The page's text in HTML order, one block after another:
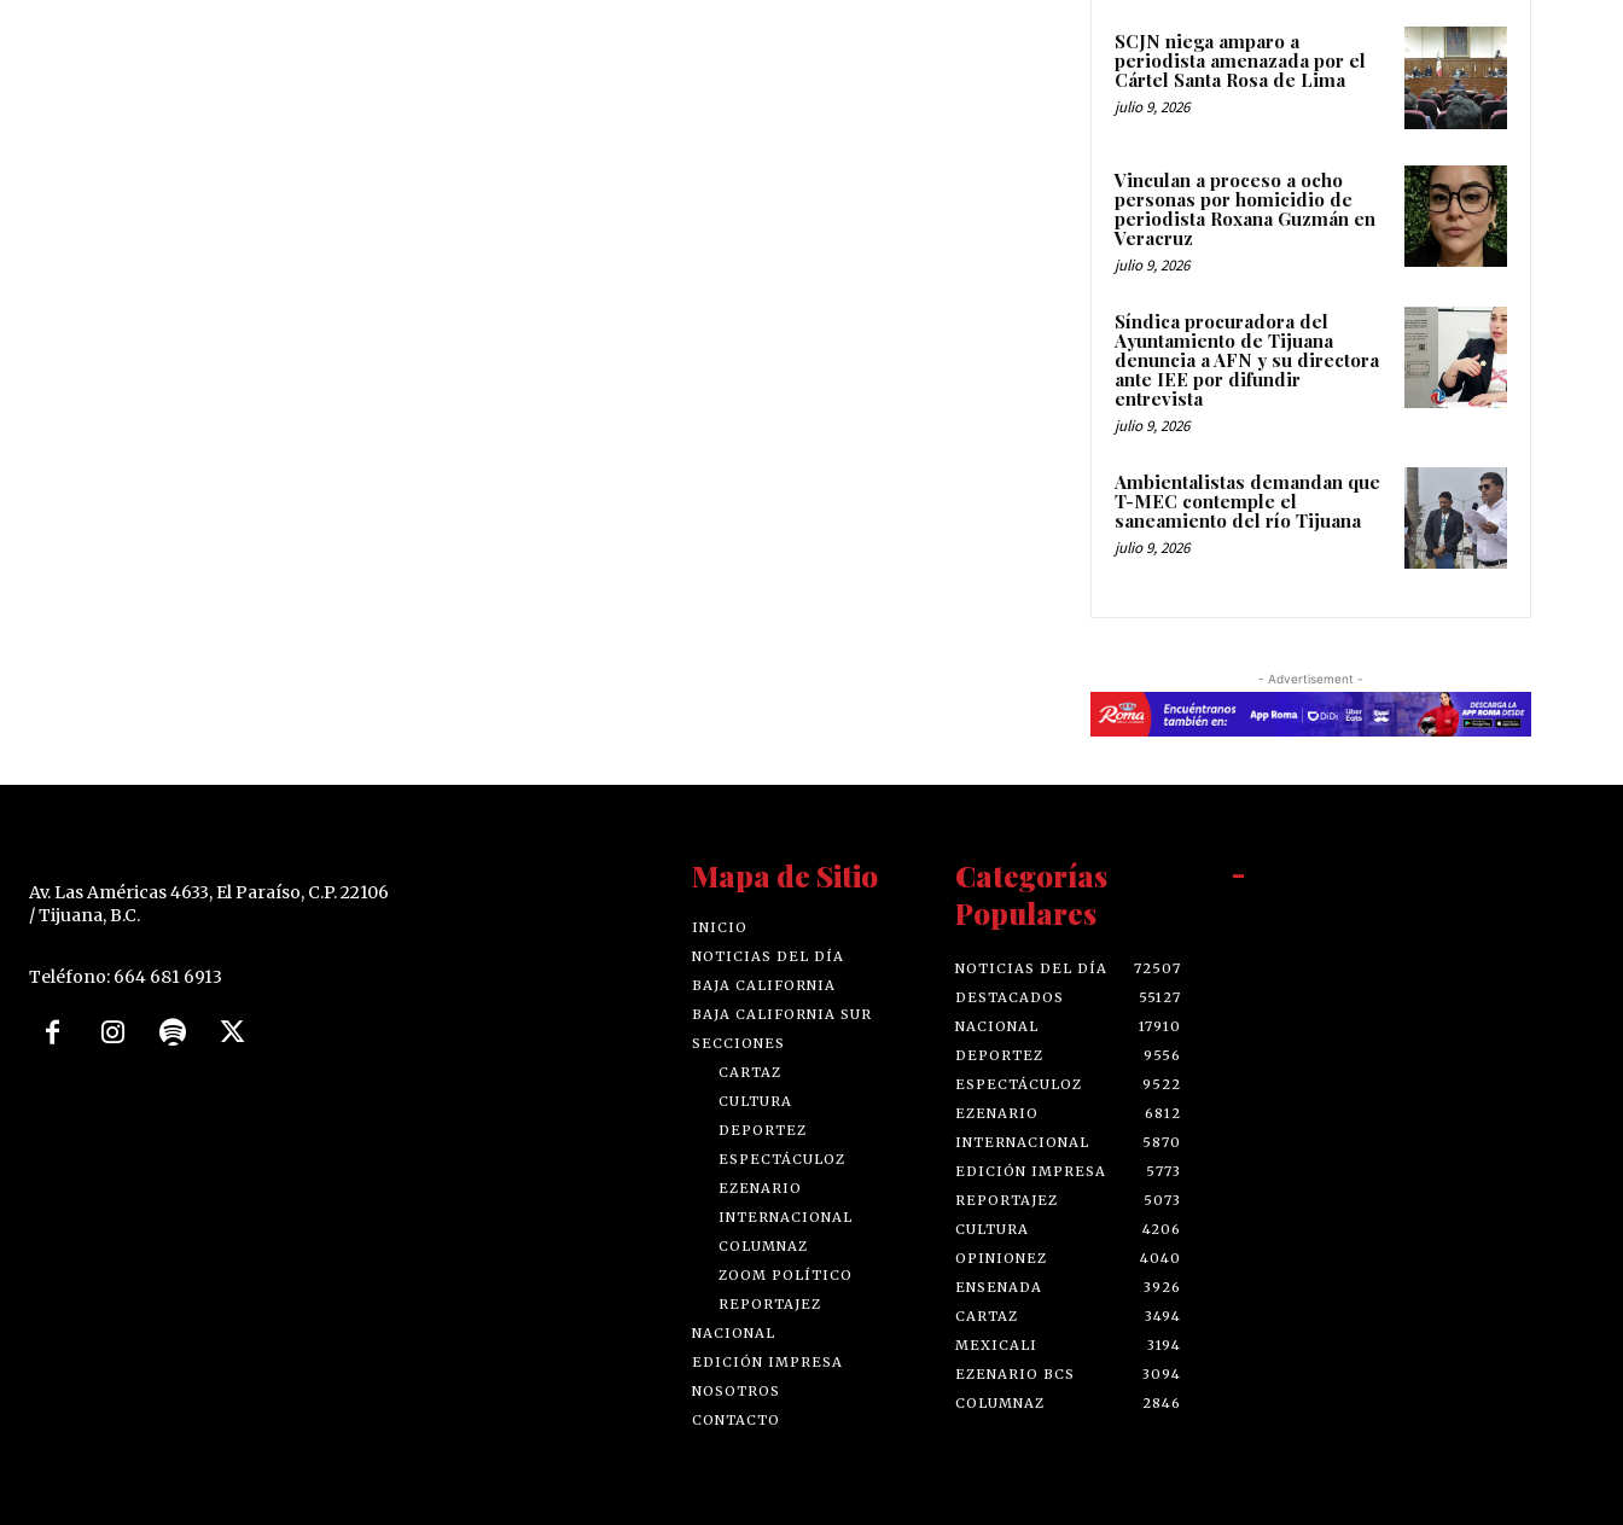
SCJN niega amparo a
periodista amenazada por el
Cártel Santa Rosa de Lima
julio 9, 2026
Vinculan a proceso a ocho
personas por homicidio de
periodista Roxana Guzmán en
Veracruz
julio 9, 2026
Síndica procuradora del
Ayuntamiento de Tijuana
denuncia a AFN y su directora
ante IEE por difundir
entrevista
julio 9, 2026
Ambientalistas demandan que
T-MEC contemple el
saneamiento del río Tijuana
julio 9, 2026
- Advertisement -
Av. Las Américas 4633, El Paraíso, C.P. 22106
/ Tijuana, B.C.
Teléfono: 664 681 6913
Mapa de Sitio
INICIO
NOTICIAS DEL DÍA
BAJA CALIFORNIA
BAJA CALIFORNIA SUR
SECCIONES
CARTAZ
CULTURA
DEPORTEZ
ESPECTÁCULOZ
EZENARIO
INTERNACIONAL
COLUMNAZ
ZOOM POLÍTICO
REPORTAJEZ
NACIONAL
EDICIÓN IMPRESA
NOSOTROS
CONTACTO
Categorías
Populares
NOTICIAS DEL DÍA
72507
DESTACADOS
55127
NACIONAL
17910
DEPORTEZ
9556
ESPECTÁCULOZ
9522
EZENARIO
6812
INTERNACIONAL
5870
EDICIÓN IMPRESA
5773
REPORTAJEZ
5073
CULTURA
4206
OPINIONEZ
4040
ENSENADA
3926
CARTAZ
3494
MEXICALI
3194
EZENARIO BCS
3094
COLUMNAZ
2846
-